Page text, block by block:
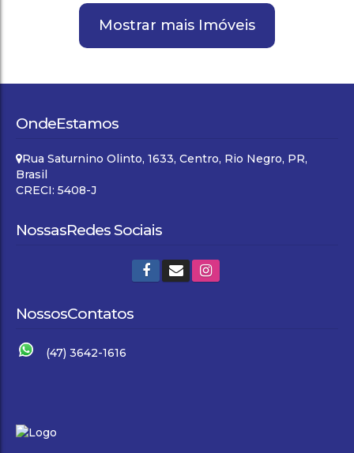
Mostrar mais Imóveis
OndeEstamos
Rua Saturnino Olinto, 1633, Centro, Rio Negro, PR,
Brasil
CRECI: 5408-J
NossasRedes Sociais
NossosContatos
(47) 3642-1616